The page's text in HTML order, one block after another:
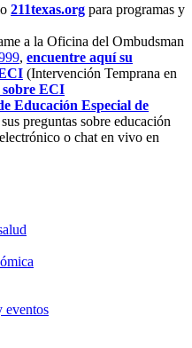
211texas.org para programas y
a la Oficina del Ombudsman
, encuentre aquí su
(Intervención Temprana en
sobre ECI
Educación Especial de
preguntas sobre educación
o chat en vivo en
eventos